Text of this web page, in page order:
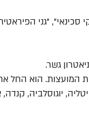
"גני
גשר.
יוגוסלביה,